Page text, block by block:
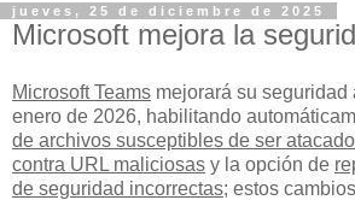
jueves, 25 de diciembre de 2025
Microsoft mejora la
Microsoft Teams mejorará su seguridad
enero de 2026, habilitando
de archivos susceptibles de ser
contra URL maliciosas y la opción de
de seguridad incorrectas; estos